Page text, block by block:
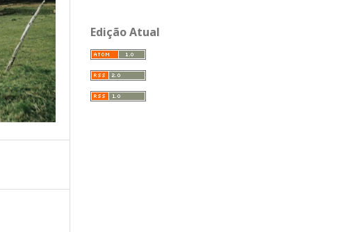
Edição Atual